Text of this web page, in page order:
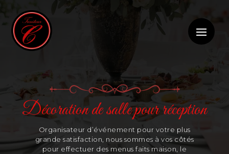
Décoration de salle pour réception
Organisateur d’événement pour votre plus
grande satisfaction, nous sommes à vos côtés
pour effectuer des menus faits maison, le